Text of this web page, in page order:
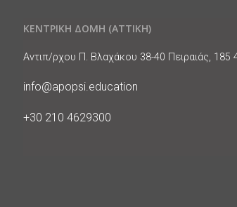
ΚΕΝΤΡΙΚΗ ΔΟΜΗ (ΑΤΤΙΚΗ)
Διεύθυνση
Αντιπ/ρχου Π. Βλαχάκου 38-40 Πειραιάς, 185
E-
info@apopsi.education
Phone
+30 210 4629300